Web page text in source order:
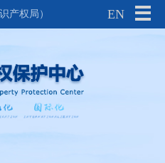
产权局） EN